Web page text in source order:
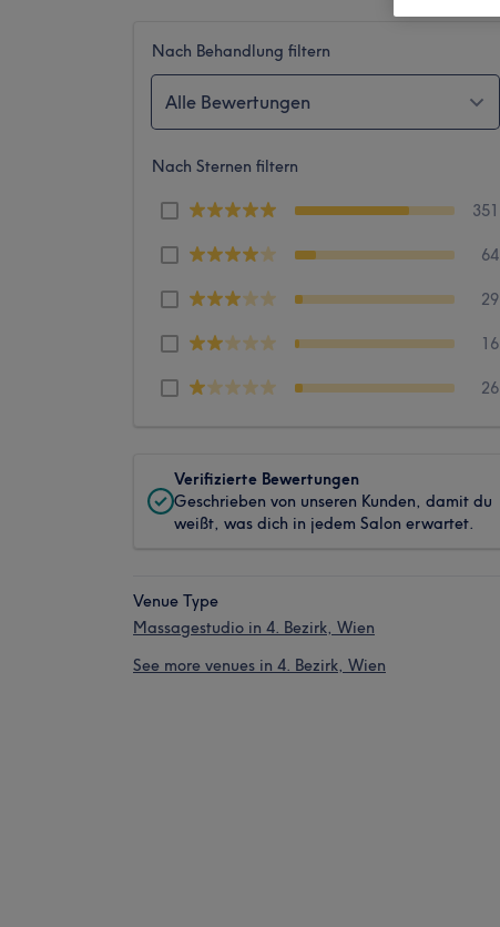
Nach Behandlung filtern
Alle Bewertungen
Nach Sternen filtern
351
64
29
16
26
Verifizierte Bewertungen
Geschrieben von unseren Kunden, damit du
weißt, was dich in jedem Salon erwartet.
Venue Type
Massagestudio in 4. Bezirk, Wien
See more venues in 4. Bezirk, Wien